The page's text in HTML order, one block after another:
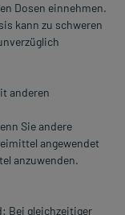
Dosen einnehmen.
kann zu schweren
anderen
Sie andere
angewendet
anzuwenden.
Bei gleichzeitiger